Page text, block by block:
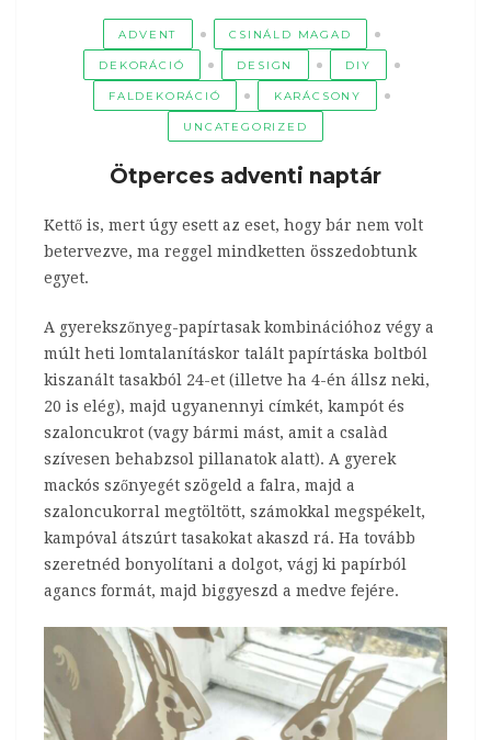
ADVENT CSINÁLD MAGAD
DEKORÁCIÓ DESIGN DIY
FALDEKORÁCIÓ KARÁCSONY
UNCATEGORIZED
Ötperces adventi naptár
Kettő is, mert úgy esett az eset, hogy bár nem volt
betervezve, ma reggel mindketten összedobtunk
egyet.
A gyerekszőnyeg-papírtasak kombinációhoz végy a
múlt heti lomtalanításkor talált papírtáska boltból
kiszanált tasakból 24-et (illetve ha 4-én állsz neki,
20 is elég), majd ugyanennyi címkét, kampót és
szaloncukrot (vagy bármi mást, amit a csalàd
szívesen behabzsol pillanatok alatt). A gyerek
mackós szőnyegét szögeld a falra, majd a
szaloncukorral megtöltött, számokkal megspékelt,
kampóval átszúrt tasakokat akaszd rá. Ha tovább
szeretnéd bonyolítani a dolgot, vágj ki papírból
agancs formát, majd biggyeszd a medve fejére.